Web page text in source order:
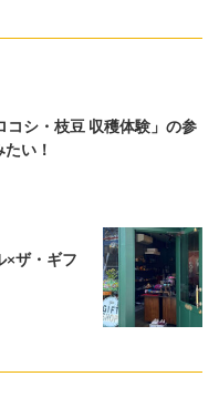
コシ・枝豆 収穫体験」の参
い！
×ザ・ギフ